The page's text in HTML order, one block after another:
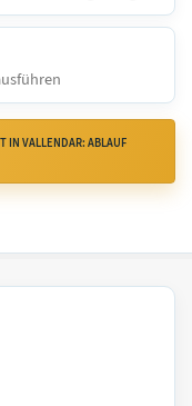
IN VALLENDAR: ABLAUF